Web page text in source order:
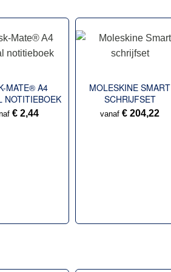
MATE® A4
NOTITIEBOEK
€ 2,44
MOLESKINE SMART
SCHRIJFSET
vanaf€ 204,22